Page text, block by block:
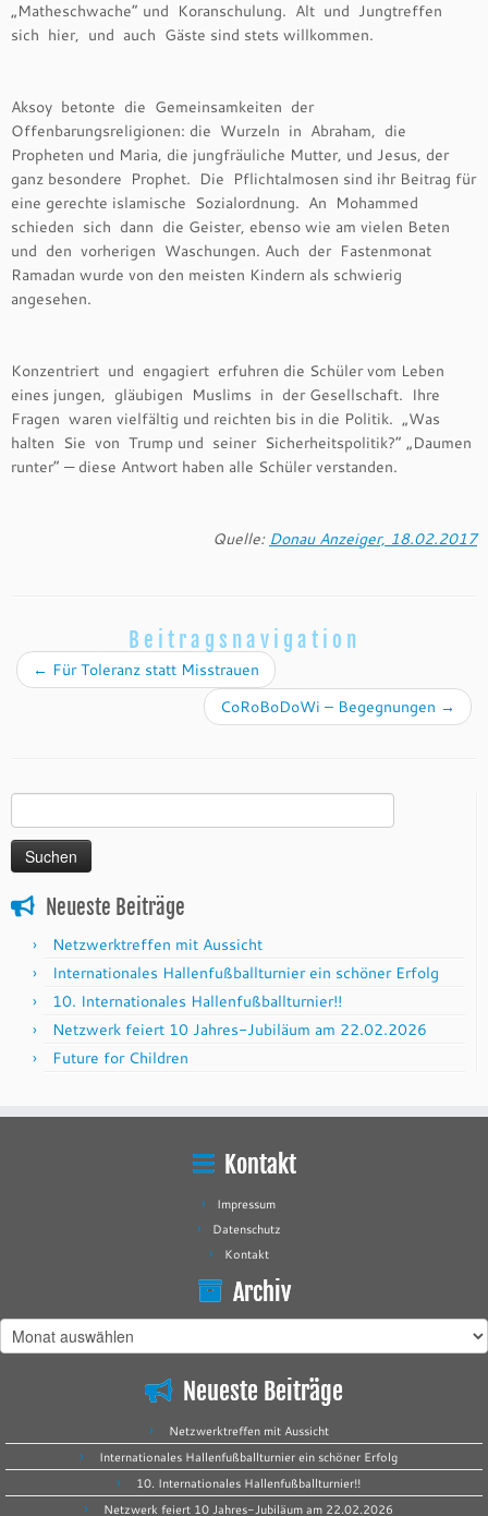
„Matheschwache“ und Koranschulung. Alt und Jungtreffen
sich hier, und auch Gäste sind stets willkommen.
Aksoy betonte die Gemeinsamkeiten der
Offenbarungsreligionen: die Wurzeln in Abraham, die
Propheten und Maria, die jungfräuliche Mutter, und Jesus, der
ganz besondere Prophet. Die Pflichtalmosen sind ihr Beitrag für
eine gerechte islamische Sozialordnung. An Mohammed
schieden sich dann die Geister, ebenso wie am vielen Beten
und den vorherigen Waschungen. Auch der Fastenmonat
Ramadan wurde von den meisten Kindern als schwierig
angesehen.
Konzentriert und engagiert erfuhren die Schüler vom Leben
eines jungen, gläubigen Muslims in der Gesellschaft. Ihre
Fragen waren vielfältig und reichten bis in die Politik. „Was
halten Sie von Trump und seiner Sicherheitspolitik?“ „Daumen
runter“ — diese Antwort haben alle Schüler verstanden.
Quelle: Donau Anzeiger, 18.02.2017
Beitragsnavigation
← Für Toleranz statt Misstrauen
CoRoBoDoWi – Begegnungen →
Suchen
nach:
Neueste Beiträge
Netzwerktreffen mit Aussicht
Internationales Hallenfußballturnier ein schöner Erfolg
10. Internationales Hallenfußballturnier!!
Netzwerk feiert 10 Jahres-Jubiläum am 22.02.2026
Future for Children
Kontakt
Impressum
Datenschutz
Kontakt
Archiv
Archiv
Neueste Beiträge
Netzwerktreffen mit Aussicht
Internationales Hallenfußballturnier ein schöner Erfolg
10. Internationales Hallenfußballturnier!!
Netzwerk feiert 10 Jahres-Jubiläum am 22.02.2026